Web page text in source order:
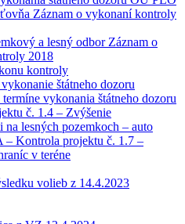
Záznam o vykonaní kontroly
a lesný odbor Záznam o
2018
kontroly
štátneho dozoru
vykonania štátneho dozoru
č. 1.4 – Zvýšenie
na lesných pozemkoch – auto
– Kontrola projektu č. 1.7 –
v teréne
volieb z 14.4.2023